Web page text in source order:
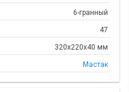
6-гранный
47
320х220х40 мм
Мастак